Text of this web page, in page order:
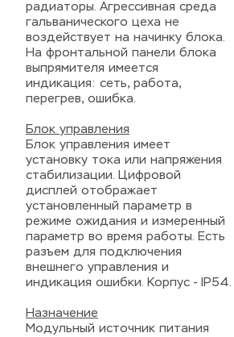
радиаторы. Агрессивная среда
гальванического цеха не
воздействует на начинку блока.
На фронтальной панели блока
выпрямителя имеется
индикация: сеть, работа,
перегрев, ошибка.
Блок управления
Блок управления имеет
установку тока или напряжения
стабилизации. Цифровой
дисплей отображает
установленный параметр в
режиме ожидания и измеренный
параметр во время работы. Есть
разъем для подключения
внешнего управления и
индикация ошибки. Корпус - IP54.
Назначение
Модульный источник питания